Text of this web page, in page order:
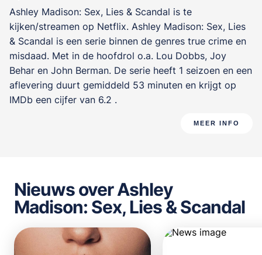
Ashley Madison: Sex, Lies & Scandal is te
kijken/streamen op Netflix. Ashley Madison: Sex, Lies
& Scandal is een serie binnen de genres true crime en
misdaad. Met in de hoofdrol o.a. Lou Dobbs, Joy
Behar en John Berman. De serie heeft 1 seizoen en een
aflevering duurt gemiddeld 53 minuten en krijgt op
IMDb een cijfer van 6.2 .
MEER INFO
Nieuws over Ashley
Madison: Sex, Lies & Scandal